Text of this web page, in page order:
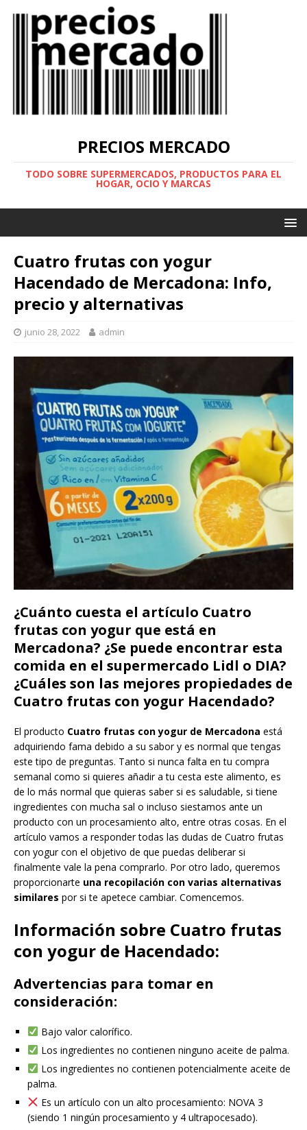
PRECIOS MERCADO
TODO SOBRE SUPERMERCADOS, PRODUCTOS PARA EL
HOGAR, OCIO Y MARCAS
Cuatro frutas con yogur
Hacendado de Mercadona: Info,
precio y alternativas
junio 28, 2022 admin
¿Cuánto cuesta el artículo Cuatro
frutas con yogur que está en
Mercadona? ¿Se puede encontrar esta
comida en el supermercado Lidl o DIA?
¿Cuáles son las mejores propiedades de
Cuatro frutas con yogur Hacendado?
El producto Cuatro frutas con yogur de Mercadona está
adquiriendo fama debido a su sabor y es normal que tengas
este tipo de preguntas. Tanto si nunca falta en tu compra
semanal como si quieres añadir a tu cesta este alimento, es
de lo más normal que quieras saber si es saludable, si tiene
ingredientes con mucha sal o incluso siestamos ante un
producto con un procesamiento alto, entre otras cosas. En el
artículo vamos a responder todas las dudas de Cuatro frutas
con yogur con el objetivo de que puedas deliberar si
finalmente vale la pena comprarlo. Por otro lado, queremos
proporcionarte una recopilación con varias alternativas
similares por si te apetece cambiar. Comencemos.
Información sobre Cuatro frutas
con yogur de Hacendado:
Advertencias para tomar en
consideración:
Bajo valor calorífico.
Los ingredientes no contienen ninguno aceite de palma.
Los ingredientes no contienen potencialmente aceite de
palma.
Es un artículo con un alto procesamiento: NOVA 3
(siendo 1 ningún procesamiento y 4 ultrapocesado).